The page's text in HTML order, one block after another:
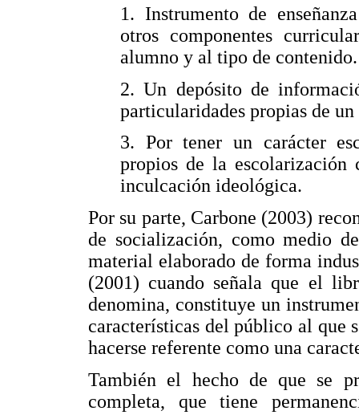
1. Instrumento de
otros componentes
alumno y al tipo de contenido.
2. Un depósito de
particularidades propias de
3. Por tener un carácter
propios de la
inculcación ideológica.
Por su parte, Carbone (2003)
de socialización, como medio
material elaborado de forma
(2001) cuando señala que el
denomina, constituye un
características del público al que
hacerse referente como una
También el hecho de que se
completa, que tiene